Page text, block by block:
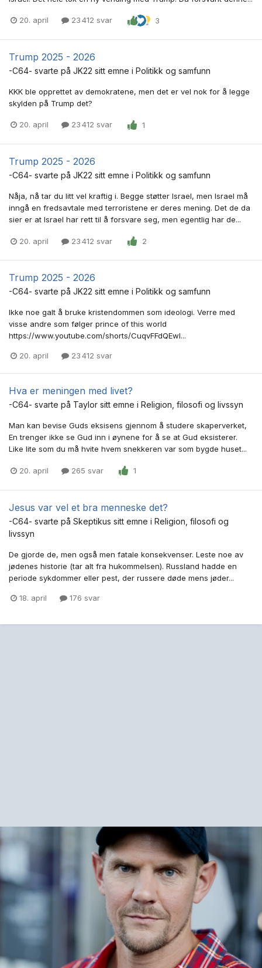
20. april 23 412 svar 3
Trump 2025 - 2026
-C64- svarte på JK22 sitt emne i Politikk og samfunn
KKK ble opprettet av demokratene, men det er vel nok for å legge
skylden på Trump det?
20. april 23 412 svar 1
Trump 2025 - 2026
-C64- svarte på JK22 sitt emne i Politikk og samfunn
Nåja, nå tar du litt vel kraftig i. Begge støtter Israel, men Israel må
inngå en fredsavtale med terroristene er deres mening. Det de da
sier er at Israel har rett til å forsvare seg, men egentlig har de...
20. april 23 412 svar 2
Trump 2025 - 2026
-C64- svarte på JK22 sitt emne i Politikk og samfunn
Ikke noe galt å bruke kristendommen som ideologi. Verre med
visse andre som følger prince of this world
https://www.youtube.com/shorts/CuqvFFdQEwI...
20. april 23 412 svar
Hva er meningen med livet?
-C64- svarte på Taylor sitt emne i Religion, filosofi og livssyn
Man kan bevise Guds eksisens gjennom å studere skaperverket,
En trenger ikke se Gud inn i øynene for å se at Gud eksisterer.
Like lite som du må hvite hvem snekkeren var som bygde huset...
20. april 265 svar 1
Jesus var vel et bra menneske det?
-C64- svarte på Skeptikus sitt emne i Religion, filosofi og
livssyn
De gjorde de, men også men fatale konsekvenser. Leste noe av
jødenes historie (tar alt fra hukommelsen). Russland hadde en
periode sykdommer eller pest, der russere døde mens jøder...
18. april 176 svar